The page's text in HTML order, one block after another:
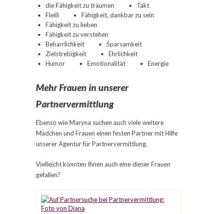
die Fähigkeit zu träumen
Takt
Fleiß
Fähigkeit, dankbar zu sein
Fähigkeit zu lieben
Fähigkeit zu verstehen
Beharrlichkeit
Sparsamkeit
Zielstrebigkeit
Ehrlichkeit
Humor
Emotionalität Energie
Mehr Frauen in unserer
Partnervermittlung
Ebenso wie Maryna suchen auch viele weitere
Mädchen und Frauen einen festen Partner mit Hilfe
unserer Agentur für Partnervermittlung.
Vielleicht könnten Ihnen auch eine dieser Frauen
gefallen?